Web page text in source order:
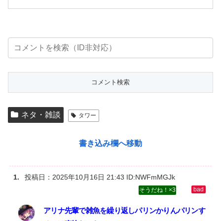
ネタ・雑談 タワー
書き込み欄へ移動
投稿日： 2025年10月16日 21:43 ID:NWFmMGJk
3
アリナ先輩で雑魚を繰り返しパリンかりんパリンす